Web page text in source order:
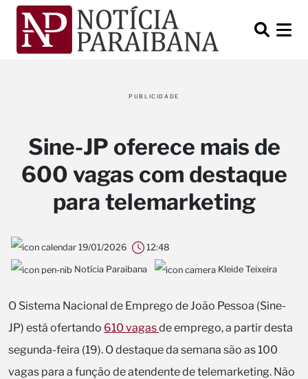
PUBLICIDADE
Sine-JP oferece mais de
600 vagas com destaque
para telemarketing
19/01/2026 12:48
Notícia Paraibana Kleide Teixeira
O Sistema Nacional de Emprego de João Pessoa (Sine-
JP) está ofertando 610 vagasde emprego, a partir desta
segunda-feira (19). O destaque da semana são as 100
vagas para a função de atendente de telemarketing. Não